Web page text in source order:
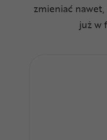
zmieniać
już w